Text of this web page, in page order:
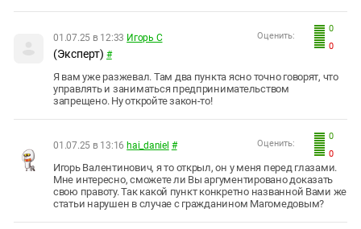
0
0
Оценить:
01.07.25 в 12:33 Игорь С
(Эксперт) #
Я вам уже разжевал. Там два пункта ясно точно говорят, что
управлять и заниматься предпринимательством
запрещено. Ну откройте закон-то!
0
0
Оценить:
01.07.25 в 13:16 hai_daniel #
Игорь Валентинович, я то открыл, он у меня перед глазами.
Мне интересно, сможете ли Вы аргументировано доказать
свою правоту. Так какой пункт конкретно названной Вами же
статьи нарушен в случае с гражданином Магомедовым?